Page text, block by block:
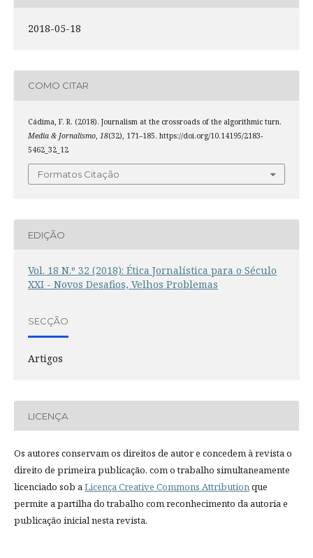
2018-05-18
COMO CITAR
Cádima, F. R. (2018). Journalism at the crossroads of the algorithmic turn.
Media & Jornalismo, 18(32), 171–185. https://doi.org/10.14195/2183-
5462_32_12
Formatos Citação
EDIÇÃO
Vol. 18 N.º 32 (2018): Ética Jornalística para o Século
XXI - Novos Desafios, Velhos Problemas
SECÇÃO
Artigos
LICENÇA
Os autores conservam os direitos de autor e concedem à revista o
direito de primeira publicação, com o trabalho simultaneamente
licenciado sob aLicença Creative Commons Attributionque
permite a partilha do trabalho com reconhecimento da autoria e
publicação inicial nesta revista.